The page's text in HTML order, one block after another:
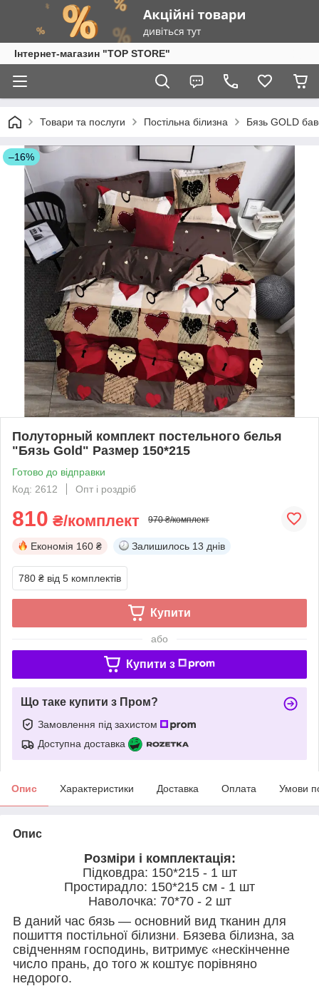
Інтернет-магазин "TOP STORE"
Товари та послуги Постільна білизна Бязь GOLD
–16%
Полуторный комплект постельного белья
"Бязь Gold" Размер 150*215
Готово до відправки
Код: 2612
Опт і роздріб
810 ₴/комплект 970 ₴/комплект
Економія 160 ₴ Залишилось 13 днів
780 ₴ від 5 комплектів
Купити
або
Купити з
Що таке купити з Пром?
Замовлення під захистом
Доступна доставка
Опис Характеристики Доставка Оплата Умови
Опис
Розміри і комплектація:
Підковдра: 150*215 - 1 шт
Простирадло: 150*215 см - 1 шт
Наволочка: 70*70 - 2 шт
В даний час бязь — основний вид тканин для
пошиття постільної білизни. Бязева білизна, за
свідченням господинь, витримує «нескінченне
число прань, до того ж коштує порівняно
недорого.